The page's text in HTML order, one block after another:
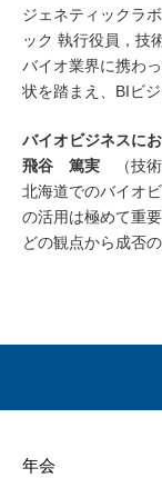
ジェネティックラ
ック 執行役員，技
バイオ業界に携わ
状を踏まえ、BIビ
バイオビジネスに
飛谷 篤実 （技術
北海道でのバイオ
の活用は極めて重
どの観点から成否
年会